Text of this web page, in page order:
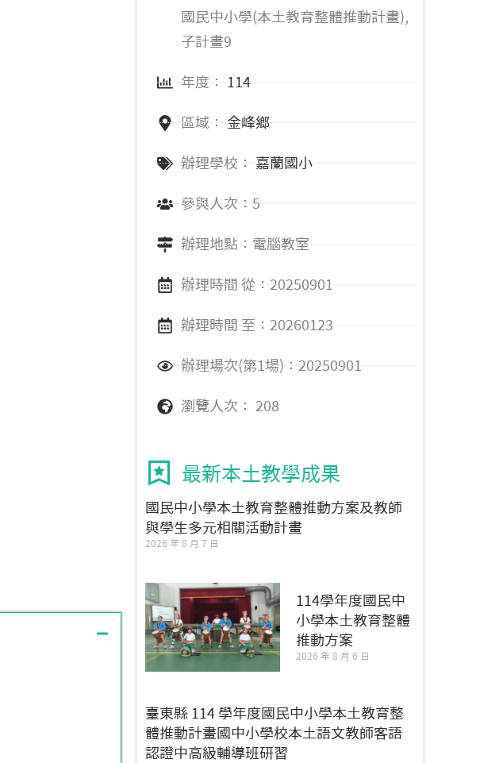
國民中小學(本土教育整體推動計畫),
子計畫9
年度： 114
區域： 金峰鄉
辦理學校： 嘉蘭國小
參與人次：5
辦理地點：電腦教室
辦理時間 從：20250901
辦理時間 至：20260123
辦理場次(第1場)：20250901
瀏覽人次： 208
最新本土教學成果
國民中小學本土教育整體推動方案及教師
與學生多元相關活動計畫
2026 年 8 月 7 日
114學年度國民中
小學本土教育整體
推動方案
2026 年 8 月 6 日
臺東縣 114 學年度國民中小學本土教育整
體推動計畫國中小學校本土語文教師客語
認證中高級輔導班研習